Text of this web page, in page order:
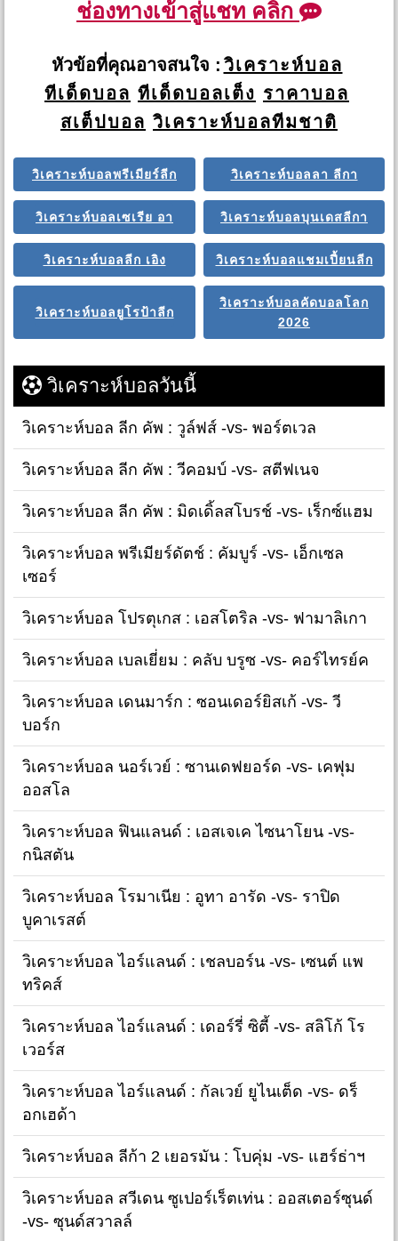
ช่องทางเข้าสู่แชท คลิก
หัวข้อที่คุณอาจสนใจ : วิเคราะห์บอล
ทีเด็ดบอล ทีเด็ดบอลเต็ง ราคาบอล
สเต็ปบอล วิเคราะห์บอลทีมชาติ
วิเคราะห์บอลพรีเมียร์ลีก วิเคราะห์บอลลา ลีกา
วิเคราะห์บอลเซเรีย อา วิเคราะห์บอลบุนเดสลีกา
วิเคราะห์บอลลีก เอิง วิเคราะห์บอลแชมเปี้ยนลีก
วิเคราะห์บอลยูโรป้าลีก
วิเคราะห์บอลคัดบอลโลก
2026
วิเคราะห์บอลวันนี้
วิเคราะห์บอล ลีก คัพ : วูล์ฟส์ -vs- พอร์ตเวล
วิเคราะห์บอล ลีก คัพ : วีคอมบ์ -vs- สตีฟเนจ
วิเคราะห์บอล ลีก คัพ : มิดเดิ้ลสโบรช์ -vs- เร็กซ์แฮม
วิเคราะห์บอล พรีเมียร์ดัตช์ : คัมบูร์ -vs- เอ็กเซล
เซอร์
วิเคราะห์บอล โปรตุเกส : เอสโตริล -vs- ฟามาลิเกา
วิเคราะห์บอล เบลเยี่ยม : คลับ บรูซ -vs- คอร์ไทรย์ค
วิเคราะห์บอล เดนมาร์ก : ซอนเดอร์ยิสเก้ -vs- วี
บอร์ก
วิเคราะห์บอล นอร์เวย์ : ซานเดฟยอร์ด -vs- เคฟุม
ออสโล
วิเคราะห์บอล ฟินแลนด์ : เอสเจเค ไซนาโยน -vs-
กนิสตัน
วิเคราะห์บอล โรมาเนีย : อูทา อารัด -vs- ราปิด
บูคาเรสต์
วิเคราะห์บอล ไอร์แลนด์ : เชลบอร์น -vs- เซนต์ แพ
ทริคส์
วิเคราะห์บอล ไอร์แลนด์ : เดอร์รี่ ซิตี้ -vs- สลิโก้ โร
เวอร์ส
วิเคราะห์บอล ไอร์แลนด์ : กัลเวย์ ยูไนเต็ด -vs- ดร็
อกเฮด้า
วิเคราะห์บอล ลีก้า 2 เยอรมัน : โบคุ่ม -vs- แฮร์ธ่าฯ
วิเคราะห์บอล สวีเดน ซูเปอร์เร็ตเท่น : ออสเตอร์ซุนด์
-vs- ซุนด์สวาลล์